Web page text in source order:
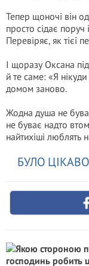
Тепер щоночі він
просто сідає поруч
Перевіряє, як тієї
І щоразу Оксана
й те саме: «Я
домом заново.
Жодна душа не
не буває надто
найтихіші люблять
БУЛО